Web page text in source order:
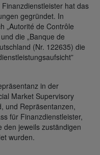
hat das
gegründet. In
„Autorité de Contrôle
die „Banque de
(Nr. 122635) die
in der
Market Supervisory
und Repräsentanzen,
für Finanzdienstleister,
den jeweils zuständigen
wurden.